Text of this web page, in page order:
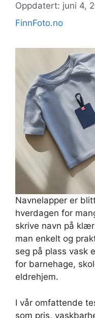
juni 4,
FinnFoto.no
Navnelapper er
hverdagen for
skrive navn på
man enkelt og
seg på plass vask
for barnehage,
eldrehjem.
I vår omfattende
som pris,